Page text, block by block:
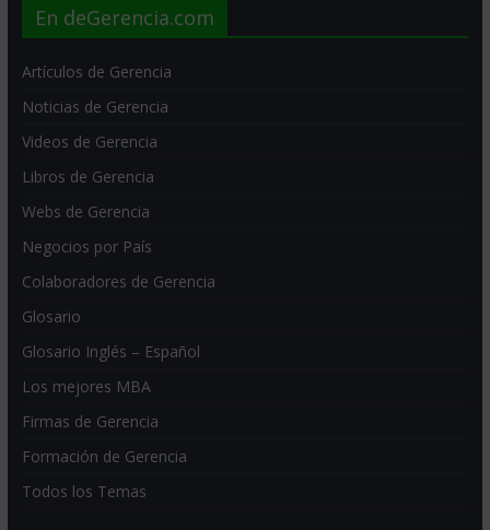
En deGerencia.com
Artículos de Gerencia
Noticias de Gerencia
Videos de Gerencia
Libros de Gerencia
Webs de Gerencia
Negocios por País
Colaboradores de Gerencia
Glosario
Glosario Inglés – Español
Los mejores MBA
Firmas de Gerencia
Formación de Gerencia
Todos los Temas